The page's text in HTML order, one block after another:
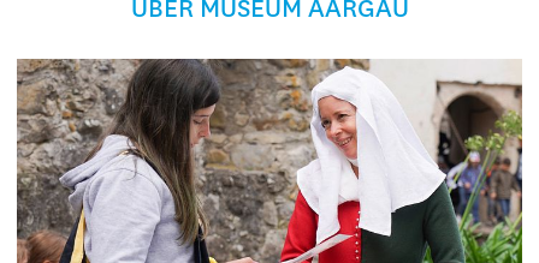
ÜBER MUSEUM AARGAU